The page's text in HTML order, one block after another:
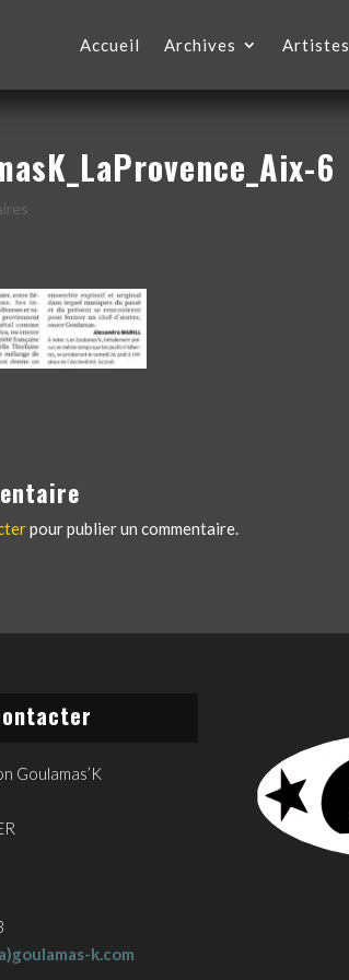
Accueil Archives Artistes
6
pour publier un commentaire.
Goulamas’K
k.com